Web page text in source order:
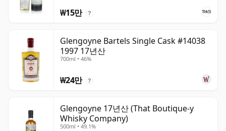
₩15만 ?
Glengoyne Bartels Single Cask #14038
1997 17년산
700ml • 46%
₩24만 ?
Glengoyne 17년산 (That Boutique-y
Whisky Company)
500ml • 49.1%